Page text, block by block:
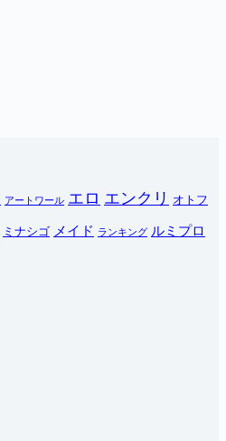
アートワール エロ エンクリ オトフ
ミナシゴ メイド ランキング ルミプロ